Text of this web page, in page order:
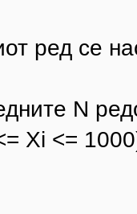
ред се
N
Xi <=